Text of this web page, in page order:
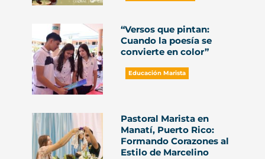
“Versos que pintan:
Cuando la poesía se
convierte en color”
Educación Marista
Pastoral Marista en
Manatí, Puerto Rico:
Formando Corazones al
Estilo de Marcelino